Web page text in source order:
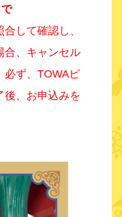
して確認し、
合、キャンセル
必ず、TOWAピ
後、お申込みを